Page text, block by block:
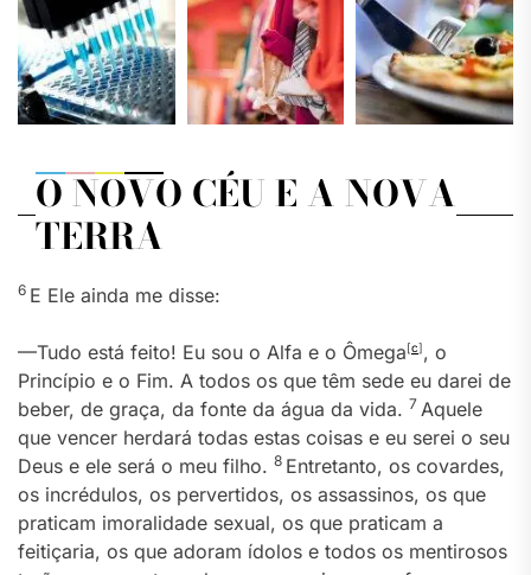
O NOVO CÉU E A NOVA
TERRA
6 E Ele ainda me disse:
—Tudo está feito! Eu sou o Alfa e o Ômega[c], o
Princípio e o Fim. A todos os que têm sede eu darei de
beber, de graça, da fonte da água da vida. 7 Aquele
que vencer herdará todas estas coisas e eu serei o seu
Deus e ele será o meu filho. 8 Entretanto, os covardes,
os incrédulos, os pervertidos, os assassinos, os que
praticam imoralidade sexual, os que praticam a
feitiçaria, os que adoram ídolos e todos os mentirosos